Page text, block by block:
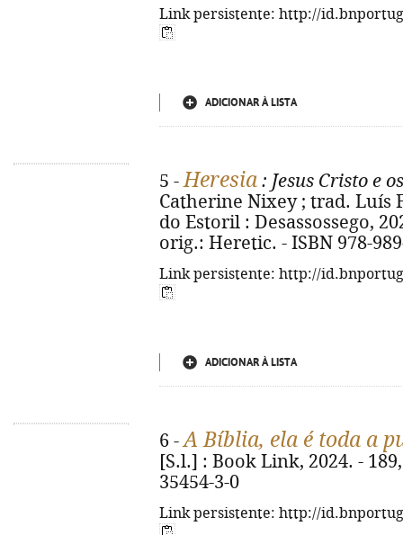
Link persistente: http://
ADICIONAR À LISTA
5 -Heresia : Jesus Cristo e
Catherine Nixey ; trad. Luís
do Estoril : Desassossego,
orig.: Heretic. - ISBN 978-
Link persistente: http://
ADICIONAR À LISTA
6 -A Bíblia, ela é toda a
[S.l.] : Book Link, 2024. -
35454-3-0
Link persistente: http://